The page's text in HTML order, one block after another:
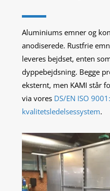
Aluminiums emner og
anodiserede. Rustfrie
leveres bejdset, enten
dyppebejdsning. Begge
eksternt, men KAMI står
via vores DS/EN ISO
kvalitetsledelsessystem.